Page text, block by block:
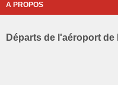
A PROPOS
Départs de l'aéroport